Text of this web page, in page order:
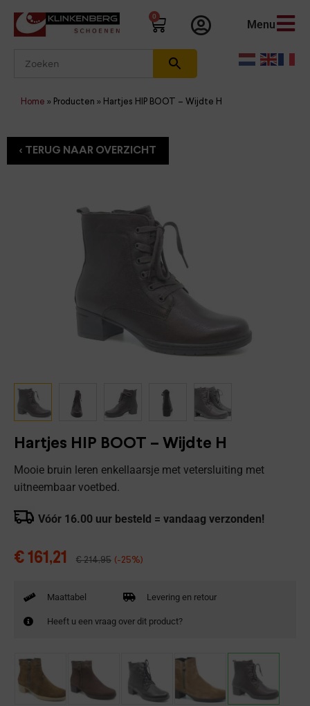
0
Menu
Home » Producten » Hartjes HIP BOOT – Wijdte H
Hartjes HIP BOOT – Wijdte H
Mooie bruin leren enkellaarsje met vetersluiting met
uitneembaar voetbed.
Vóór 16.00 uur besteld = vandaag verzonden!
€ 161,21 €214,95 (-25%)
Maattabel Levering en retour
Heeft u een vraag over dit product?